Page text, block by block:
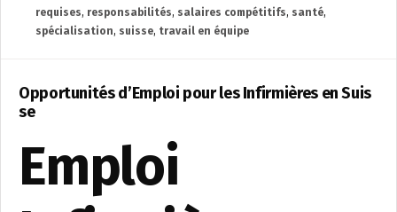
requises, responsabilités, salaires compétitifs, santé,
spécialisation, suisse, travail en équipe
Opportunités d’Emploi pour les Infirmières en Suis
se
Emploi